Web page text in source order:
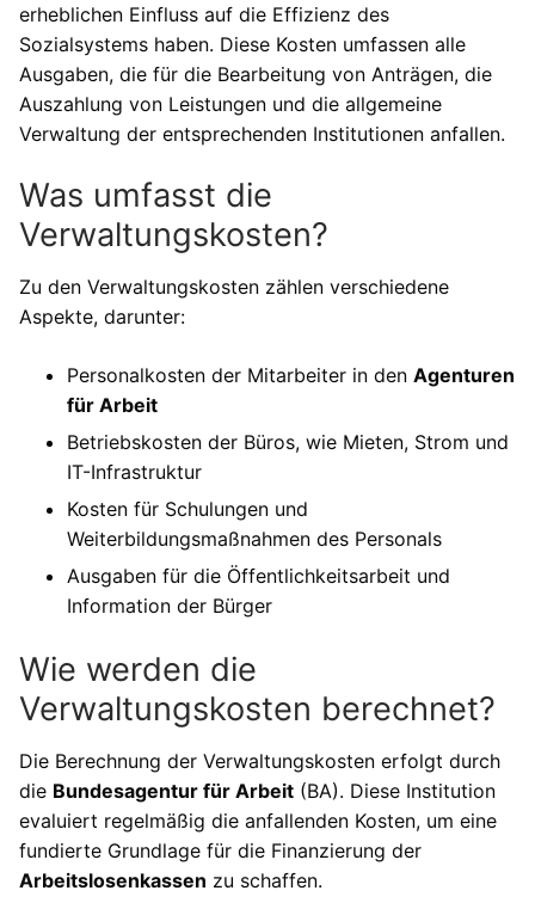
erheblichen Einfluss auf die Effizienz des
Sozialsystems haben. Diese Kosten umfassen alle
Ausgaben, die für die Bearbeitung von Anträgen, die
Auszahlung von Leistungen und die allgemeine
Verwaltung der entsprechenden Institutionen anfallen.
Was umfasst die
Verwaltungskosten?
Zu den Verwaltungskosten zählen verschiedene
Aspekte, darunter:
Personalkosten der Mitarbeiter in den Agenturen
für Arbeit
Betriebskosten der Büros, wie Mieten, Strom und
IT-Infrastruktur
Kosten für Schulungen und
Weiterbildungsmaßnahmen des Personals
Ausgaben für die Öffentlichkeitsarbeit und
Information der Bürger
Wie werden die
Verwaltungskosten berechnet?
Die Berechnung der Verwaltungskosten erfolgt durch
die Bundesagentur für Arbeit (BA). Diese Institution
evaluiert regelmäßig die anfallenden Kosten, um eine
fundierte Grundlage für die Finanzierung der
Arbeitslosenkassen zu schaffen.